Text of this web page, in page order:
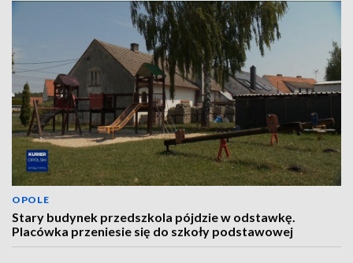
OPOLE
Stary budynek przedszkola pójdzie w odstawkę.
Placówka przeniesie się do szkoły podstawowej